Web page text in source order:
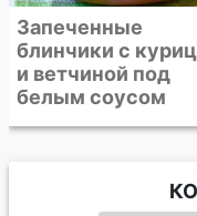
Сэндвич-гриль с
ветчиной и